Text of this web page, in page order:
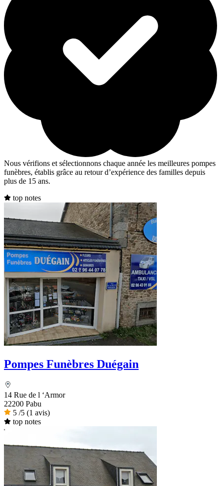
Nous vérifions et sélectionnons chaque année les meilleures pompes
funèbres, établis grâce au retour d’expérience des familles depuis
plus de 15 ans.
top notes
Pompes Funèbres Duégain
14 Rue de l ‘Armor
22200 Pabu
5 /5 (1 avis)
top notes